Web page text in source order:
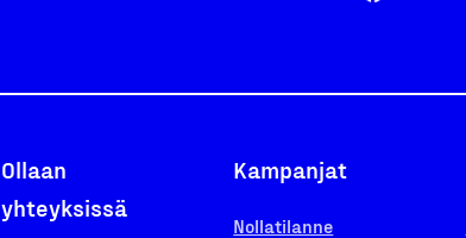
Ollaan
yhteyksissä
Kampanjat
Nollatilanne